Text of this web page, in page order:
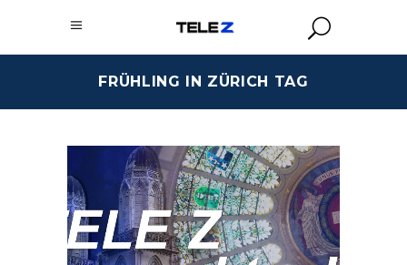
FRÜHLING IN ZÜRICH TAG